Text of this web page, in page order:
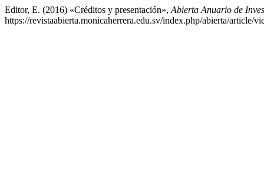
Editor, E. (2016) «Créditos y presentación», Abierta Anuario de
https://revistaabierta.monicaherrera.edu.sv/index.php/abierta/article/